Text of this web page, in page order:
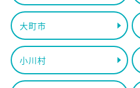
大町市
小川村